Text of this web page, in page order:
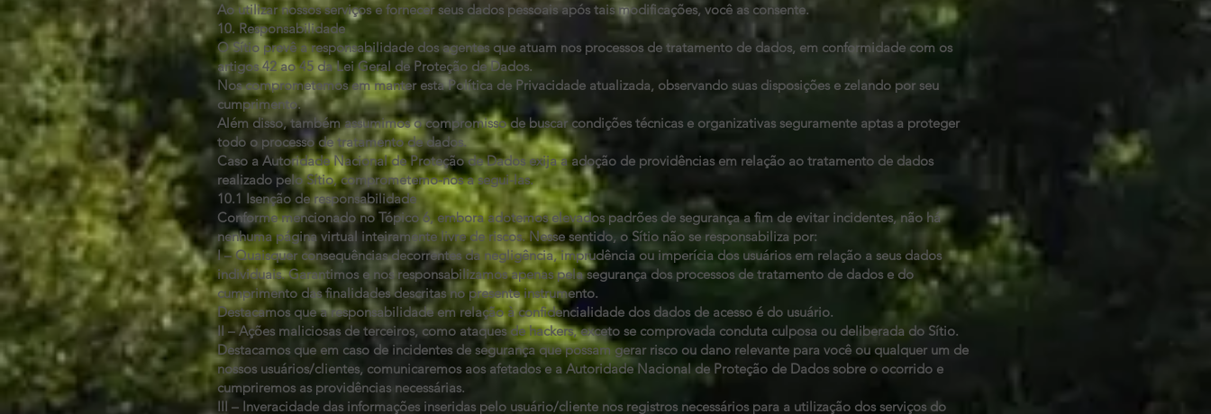
Ao utilizar nossos serviços e fornecer seus dados pessoais após tais modificações, você as consente.
10. Responsabilidade
O Sítio prevê a responsabilidade dos agentes que atuam nos processos de tratamento de dados, em conformidade com os
artigos 42 ao 45 da Lei Geral de Proteção de Dados.
Nos comprometemos em manter esta Política de Privacidade atualizada, observando suas disposições e zelando por seu
cumprimento.
Além disso, também assumimos o compromisso de buscar condições técnicas e organizativas seguramente aptas a proteger
todo o processo de tratamento de dados.
Caso a Autoridade Nacional de Proteção de Dados exija a adoção de providências em relação ao tratamento de dados
realizado pelo Sítio, comprometemo-nos a segui-las.
10.1 Isenção de responsabilidade
Conforme mencionado no Tópico 6, embora adotemos elevados padrões de segurança a fim de evitar incidentes, não há
nenhuma página virtual inteiramente livre de riscos. Nesse sentido, o Sítio não se responsabiliza por:
I – Quaisquer consequências decorrentes da negligência, imprudência ou imperícia dos usuários em relação a seus dados
individuais. Garantimos e nos responsabilizamos apenas pela segurança dos processos de tratamento de dados e do
cumprimento das finalidades descritas no presente instrumento.
Destacamos que a responsabilidade em relação à confidencialidade dos dados de acesso é do usuário.
II – Ações maliciosas de terceiros, como ataques de hackers, exceto se comprovada conduta culposa ou deliberada do Sítio.
Destacamos que em caso de incidentes de segurança que possam gerar risco ou dano relevante para você ou qualquer um de
nossos usuários/clientes, comunicaremos aos afetados e a Autoridade Nacional de Proteção de Dados sobre o ocorrido e
cumpriremos as providências necessárias.
III – Inveracidade das informações inseridas pelo usuário/cliente nos registros necessários para a utilização dos serviços do